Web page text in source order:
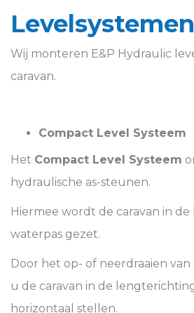
Levelsystemen
Wij monteren E&P Hydraulic
caravan.
Compact Level Systeem
Het Compact Level Systeem
hydraulische as-steunen.
Hiermee wordt de caravan in
waterpas gezet.
Door het op- of neerdraaien
u de caravan in de
horizontaal stellen.